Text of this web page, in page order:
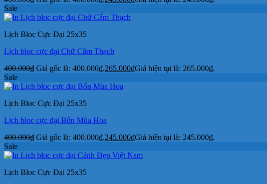
Sale
Lịch Bloc Cực Đại 25x35
Lịch bloc cực đại Chữ Cẩm Thạch
400.000₫ Giá gốc là: 400.000₫.265.000₫Giá hiện tại là: 265.000₫.
Sale
Lịch Bloc Cực Đại 25x35
Lịch bloc cực đại Bốn Mùa Hoa
400.000₫ Giá gốc là: 400.000₫.245.000₫Giá hiện tại là: 245.000₫.
Sale
Lịch Bloc Cực Đại 25x35